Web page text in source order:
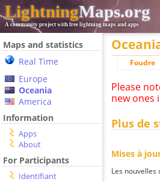
LightningMaps.org
A community project with free lightning maps and apps
Maps and statistics
Real Time
Europe
Oceania
America
Information
Apps
About
For Participants
Identifiant
Foudre
Please
new ones
Plus de
Mises à
Les